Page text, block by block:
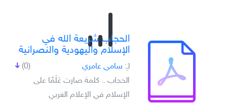
الحجاب شريعة الله في
الإسلام واليهودية والنصرانية
(0) لـِ: سامي عامري
الحجاب .. كلمة صارت عَلَمًا على
الإسلام في الإعلام الغربي